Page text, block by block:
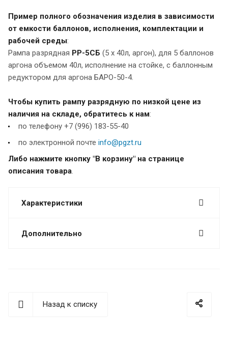
Пример полного обозначения изделия в зависимости
от емкости баллонов, исполнения, комплектации и
рабочей среды:
Рампа разрядная РР-5СБ (5 х 40л, аргон), для 5 баллонов
аргона объемом 40л, исполнение на стойке, с баллонным
редуктором для аргона БАРО-50-4.
Чтобы купить рампу разрядную по низкой цене из
наличия на складе, обратитесь к нам:
по телефону +7 (996) 183-55-40
по электронной почте info@pgzt.ru
Либо нажмите кнопку "В корзину" на странице
описания товара.
Характеристики
Дополнительно
Назад к списку